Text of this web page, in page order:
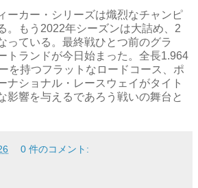
カー・シリーズは熾烈なチャンピ
。もう2022年シーズンは大詰め、2
っている。最終戦ひとつ前のグラ
トランドが今日始まった。全長1.964
を持つフラットなロードコース、ポ
ナショナル・レースウェイがタイト
影響を与えるであろう戦いの舞台と
0 件のコメント: